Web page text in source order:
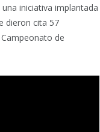
iniciativa implantada
dieron cita 57
de